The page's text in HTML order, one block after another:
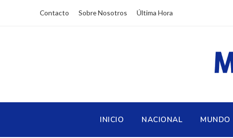
Contacto Sobre Nosotros Última Hora
INICIO NACIONAL MUNDO